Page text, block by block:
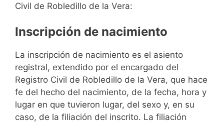
Civil de Robledillo de la Vera:
Inscripción de nacimiento
La inscripción de nacimiento es el asiento
registral, extendido por el encargado del
Registro Civil de Robledillo de la Vera, que hace
fe del hecho del nacimiento, de la fecha, hora y
lugar en que tuvieron lugar, del sexo y, en su
caso, de la filiación del inscrito. La filiación